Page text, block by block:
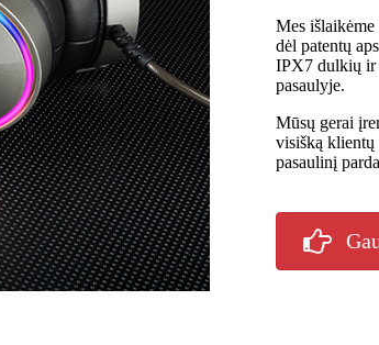
Mes
dėl patentų
IPX7 dulkių ir
pasaulyje.
Mūsų gerai
visišką klientų
pasaulinį